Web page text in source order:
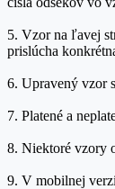
5. Vzor na ľavej
prislúcha
6. Upravený vzor
7. Platené a
8. Niektoré vzory
9. V mobilnej